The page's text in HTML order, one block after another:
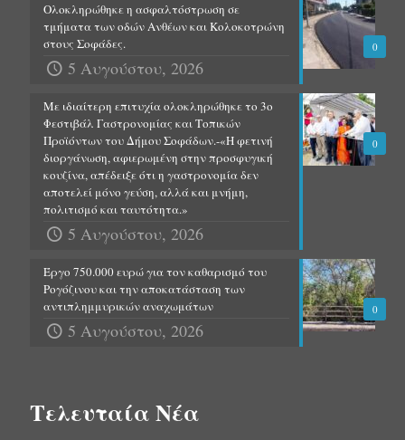
0
Ολοκληρώθηκε η ασφαλτόστρωση σε
τμήματα των οδών Ανθέων και Κολοκοτρώνη
στους Σοφάδες.
5 Αυγούστου, 2026
0
Με ιδιαίτερη επιτυχία ολοκληρώθηκε το 3ο
Φεστιβάλ Γαστρονομίας και Τοπικών
Προϊόντων του Δήμου Σοφάδων.-«Η φετινή
διοργάνωση, αφιερωμένη στην προσφυγική
κουζίνα, απέδειξε ότι η γαστρονομία δεν
αποτελεί μόνο γεύση, αλλά και μνήμη,
πολιτισμό και ταυτότητα.»
5 Αυγούστου, 2026
0
Έργο 750.000 ευρώ για τον καθαρισμό του
Ρογόζινου και την αποκατάσταση των
αντιπλημμυρικών αναχωμάτων
5 Αυγούστου, 2026
Τελευταία Νέα